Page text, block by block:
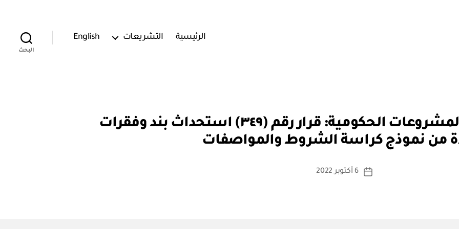
الرئيسية التشريعات English
البحث
هيئة كفاءة الإنفاق والمشروعات الحكومية: قرار رقم (٣٤٩) استحداث بند وفقرات
من نموذج كراسة الشروط والمواصفات
كاتب
بو
ا
س
ة
تاريخ
6 أكتوبر 2022